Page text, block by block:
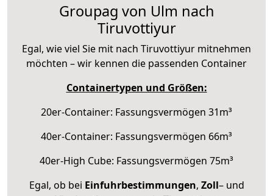
Groupag von Ulm nach
Tiruvottiyur
Egal, wie viel Sie mit nach Tiruvottiyur mitnehmen
möchten – wir kennen die passenden Container
Containertypen und Größen:
20er-Container: Fassungsvermögen 31m³
40er-Container: Fassungsvermögen 66m³
40er-High Cube: Fassungsvermögen 75m³
Egal, ob bei Einfuhrbestimmungen, Zoll– und